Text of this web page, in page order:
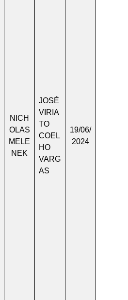
NICH
OLAS
MELE
NEK
JOSÉ
VIRIA
TO
COEL
HO
VARG
AS
19/06/
2024